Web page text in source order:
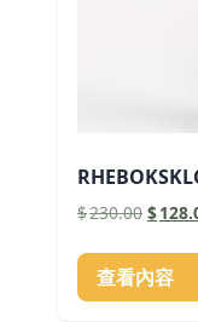
$230.00 原
價
格：
$
查看內容